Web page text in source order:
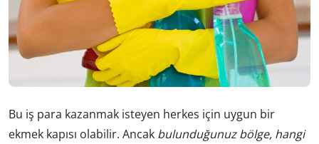
Bu iş para kazanmak isteyen herkes için uygun bir
ekmek kapısı olabilir. Ancak bulunduğunuz bölge, hangi